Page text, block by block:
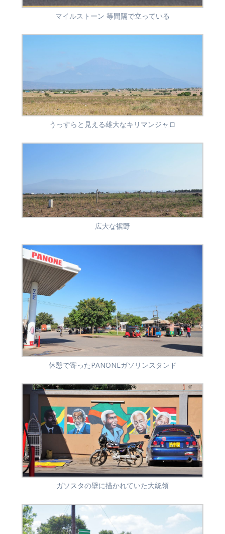
マイルストーン 等間隔で立っている
うっすらと見える雄大なキリマンジャロ
広大な裾野
休憩で寄ったPANONEガソリンスタンド
ガソスタの壁に描かれていた大統領